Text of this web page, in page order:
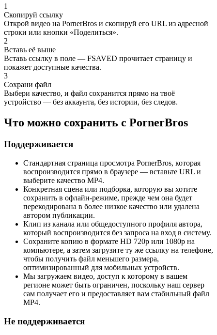
1
Скопируй ссылку
Открой видео на PornerBros и скопируй его URL из адресной
строки или кнопки «Поделиться».
2
Вставь её выше
Вставь ссылку в поле — FSAVED прочитает страницу и
покажет доступные качества.
3
Сохрани файл
Выбери качество, и файл сохранится прямо на твоё
устройство — без аккаунта, без истории, без следов.
Что можно сохранить с PornerBros
Поддерживается
Стандартная страница просмотра PornerBros, которая
воспроизводится прямо в браузере — вставьте URL и
выберите качество MP4.
Конкретная сцена или подборка, которую вы хотите
сохранить в офлайн-режиме, прежде чем она будет
перекодирована в более низкое качество или удалена
автором публикации.
Клип из канала или общедоступного профиля автора,
который воспроизводится без запроса на вход в систему.
Сохраните копию в формате HD 720p или 1080p на
компьютере, а затем загрузите ту же ссылку на телефоне,
чтобы получить файл меньшего размера,
оптимизированный для мобильных устройств.
Мы загружаем видео, доступ к которому в вашем
регионе может быть ограничен, поскольку наш сервер
сам получает его и предоставляет вам стабильный файл
MP4.
Не поддерживается